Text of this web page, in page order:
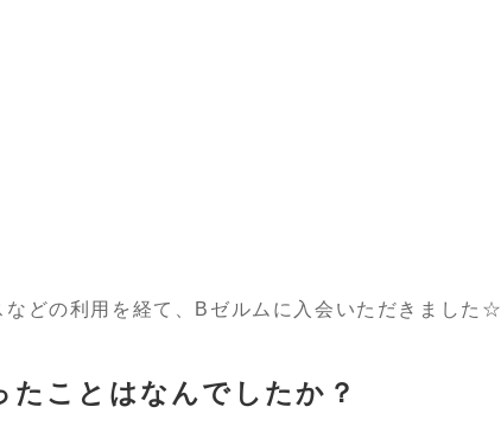
どの利用を経て、Bゼルムに入会いただきました☆
たことはなんでしたか？